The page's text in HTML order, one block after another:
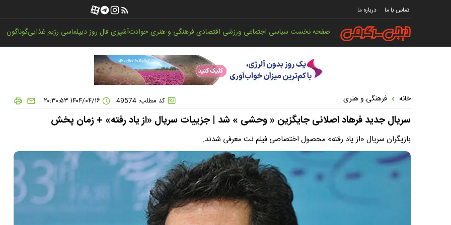
تماس با ما درباره ما
صفحه نخستسیاسی اجتماعی ورزشی اقتصادیفرهنگی و هنریحوادثآشپزیفال روزدیپلماسی رژیم غذاییگوناگون
خانه فرهنگی و هنری کد مطلب: 49574
سریال جدید فرهاد اصلانی جایگزین « وحشی » شد | جزییات سریال «از یاد رفته» + زمان پخش
بازیگران سریال «از یاد رفته» محصول اختصاصی فیلم نت معرفی شدند.